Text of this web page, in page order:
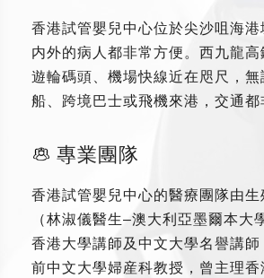
香港試管嬰兒中心位於尖沙咀海港
内外的病人都非常方便。西九龍高
遊輪碼頭、機場快線近在咫尺，無
船、跨境巴士或飛機來港，交通都
專業團隊
香港試管嬰兒中心的醫療團隊由
（林淑儀醫生–澳大利亞墨爾本大
香港大學講師及中文大學名譽講
前中文大學婦産科教授，曾主理